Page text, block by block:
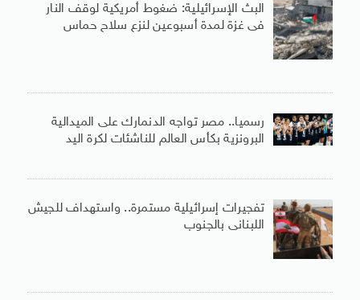
البث الإسرائيلية: ضغوط أمريكية لوقف النار
فى غزة لمدة أسبوعين لنزع سلاح حماس
رسميا.. مصر تواجه الدنمارك على الميدالية
البرونزية بكأس العالم للناشئات لكرة اليد
تفجيرات إسرائيلية مستمرة.. واستهداف للجيش
اللبنانى بالجنوب